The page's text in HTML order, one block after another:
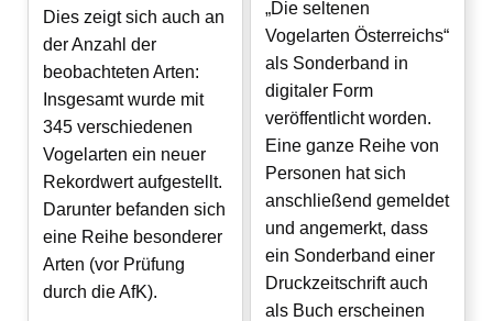
Dies zeigt sich auch an
der Anzahl der
beobachteten Arten:
Insgesamt wurde mit
345 verschiedenen
Vogelarten ein neuer
Rekordwert aufgestellt.
Darunter befanden sich
eine Reihe besonderer
Arten (vor Prüfung
durch die AfK).
„Die seltenen
Vogelarten Österreichs“
als Sonderband in
digitaler Form
veröffentlicht worden.
Eine ganze Reihe von
Personen hat sich
anschließend gemeldet
und angemerkt, dass
ein Sonderband einer
Druckzeitschrift auch
als Buch erscheinen